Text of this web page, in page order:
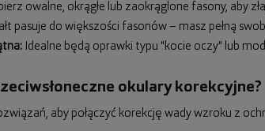
owalne, okrągłe lub zaokrąglone fasony, aby
pasuje do większości fasonów – masz pełną
Idealne będą oprawki typu "kocie oczy" lub
okulary korekcyjne?
aby połączyć korekcję wady wzroku z